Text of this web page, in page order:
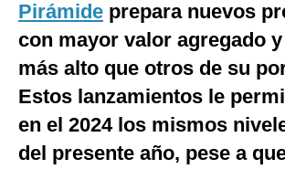
España
Internacional
Club del Suscriptor
Mix
Pirámide prepara nuevos
con mayor valor agregado
más alto que otros de su
Estos lanzamientos le
en el 2024 los mismos
del presente año, pese a